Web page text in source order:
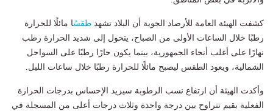
كشفت الهيئة العامة للأرصاد الجوية أن البلاد تشهد طقسًا مائلًا للحرارة
رطبًا خلال الساعات الأولى من الصباح، يتحول إلى شديد الحرارة رطب
نهارًا على أغلب أنحاء الجمهورية، بينما يكون حارًا رطبًا على السواحل
الشمالية، ويعود الطقس ليصبح مائلًا للحرارة رطبًا خلال ساعات الليل.
وأكدت الهيئة أن ارتفاع نسب الرطوبة سيزيد الإحساس بدرجات الحرارة
الفعلية بقيم تتراوح بين درجة واحدة وثلاث درجات أعلى من المسجلة في